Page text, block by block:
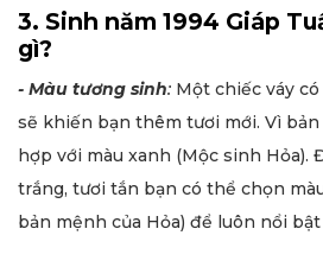
3. Sinh năm 1994 Giáp
gì?
- Màu tương sinh: Một chiếc váy
sẽ khiến bạn thêm tươi mới. Vì
hợp với màu xanh (Mộc sinh Hỏa).
trắng, tươi tắn bạn có thể chọn
bản mệnh của Hỏa) để luôn nổi